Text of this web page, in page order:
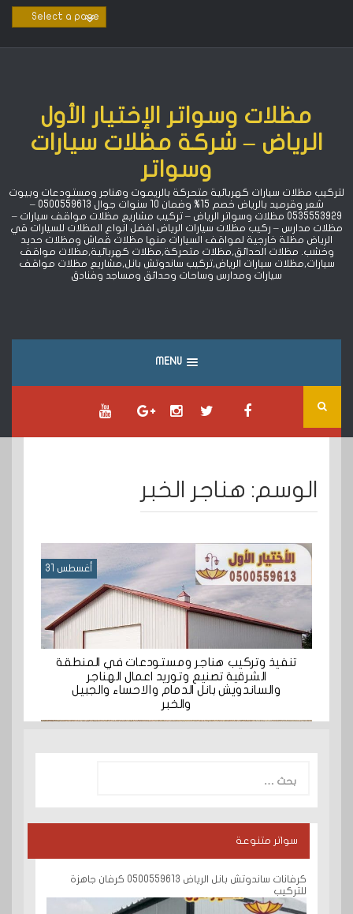
مظلات وسواتر الإختيار الأول
الرياض – شركة مظلات سيارات
وسواتر
لتركيب مظلات سيارات كهربائية متحركة بالريموت وهناجر ومستودعات وبيوت
شعر وقرميد بالرياض خصم 15% ‏وضمان 10 سنوات جوال 0500559613 –
0535553929 مظلات وسواتر الرياض – تركيب مشاريع مظلات مواقف سيارات –
مظلات مدارس – ركيب مظلات سيارات الرياض افضل انواع المظلات للسيارات قي
الرياض مظلة خارجية لمواقف السيارات منها مظلات قماش ومظلات حديد
وخشب. مظلات الحدائق,مظلات متحركة,مظلات كهربائية,مظلات مواقف
سيارات,مظلات سيارات الرياض,تركيب ساندوتش بانل,مشاريع مظلات مواقف
سيارات ومدارس وساحات وحدائق ومساجد وفنادق
MENU
الوسم: هناجر الخبر
أغسطس 31
تنفيذ وتركيب هناجر ومستودعات في المنطقة
الشرقية تصنيع وتوريد اعمال الهناجر
والساندويش بانل الدمام والاحساء والجبيل
والخبر
عن:
سواتر متنوعة
كرفانات ساندوتش بانل الرياض 0500559613 كرفان جاهزة
للتركيب